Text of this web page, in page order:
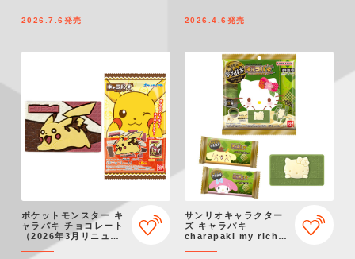
2026.7.6 発売 2026.4.6 発売
ポケットモンスター キ
ャラパキ チョコレート
（2026年3月リニュー
アル）
サンリオキャラクター
ズ キャラパキ
charapaki my rich～